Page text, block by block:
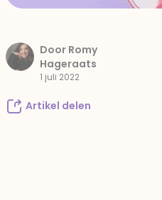
Door Romy
Hageraats
1 juli 2022
Artikel delen